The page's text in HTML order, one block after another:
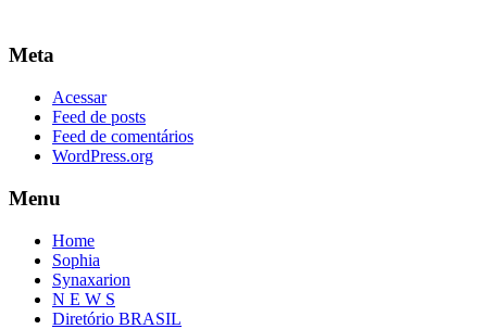
Meta
Acessar
Feed de posts
Feed de comentários
WordPress.org
Menu
Home
Sophia
Synaxarion
N E W S
Diretório BRASIL